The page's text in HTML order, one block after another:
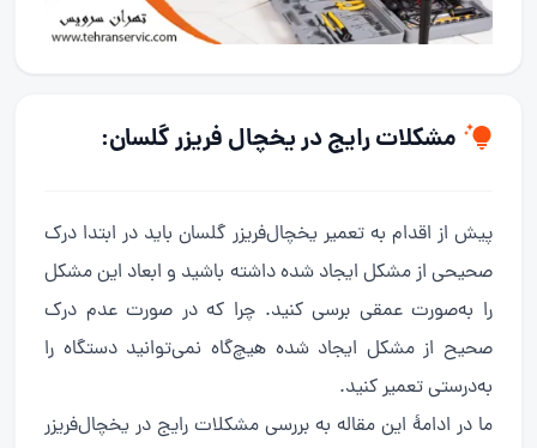
مشکلات رایج در یخچال فریزر گلسان:
پیش از اقدام به تعمیر یخچال‌فریزر گلسان باید در ابتدا درک
صحیحی از مشکل ایجاد شده داشته باشید و ابعاد این مشکل
را به‌صورت عمقی برسی کنید. چرا که در صورت عدم درک
صحیح از مشکل ایجاد شده هیچ‌گاه نمی‌توانید دستگاه را
به‌درستی تعمیر کنید.
ما در ادامهٔ این مقاله به بررسی مشکلات رایج در یخچال‌فریزر